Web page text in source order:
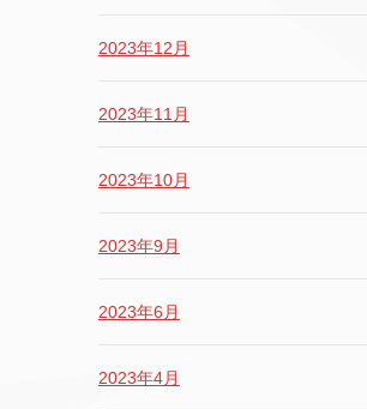
2023年12月
2023年11月
2023年10月
2023年9月
2023年6月
2023年4月